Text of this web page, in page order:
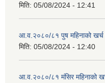
मिति: 05/08/2024 - 12:41
आ.व.२०८०/८१ पुष महिनाको खर्च
मिति: 05/08/2024 - 12:40
आ.व.२०८०/८१ मंसिर महिनाको